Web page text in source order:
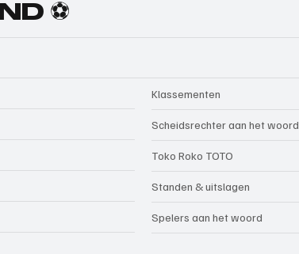
⚽
Klassementen
Scheidsrechter aan het woord
Toko Roko TOTO
Standen & uitslagen
Spelers aan het woord